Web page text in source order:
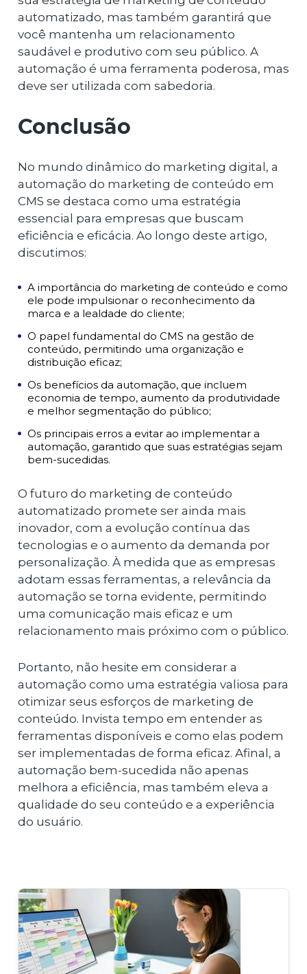
automatizado, mas também garantirá que
você mantenha um relacionamento
saudável e produtivo com seu público. A
automação é uma ferramenta poderosa, mas
deve ser utilizada com sabedoria.
Conclusão
No mundo dinâmico do marketing digital, a
automação do marketing de conteúdo em
CMS se destaca como uma estratégia
essencial para empresas que buscam
eficiência e eficácia. Ao longo deste artigo,
discutimos:
A importância do marketing de conteúdo e como
ele pode impulsionar o reconhecimento da
marca e a lealdade do cliente;
O papel fundamental do CMS na gestão de
conteúdo, permitindo uma organização e
distribuição eficaz;
Os benefícios da automação, que incluem
economia de tempo, aumento da produtividade
e melhor segmentação do público;
Os principais erros a evitar ao implementar a
automação, garantido que suas estratégias sejam
bem-sucedidas.
O futuro do marketing de conteúdo
automatizado promete ser ainda mais
inovador, com a evolução contínua das
tecnologias e o aumento da demanda por
personalização. À medida que as empresas
adotam essas ferramentas, a relevância da
automação se torna evidente, permitindo
uma comunicação mais eficaz e um
relacionamento mais próximo com o público.
Portanto, não hesite em considerar a
automação como uma estratégia valiosa para
otimizar seus esforços de marketing de
conteúdo. Invista tempo em entender as
ferramentas disponíveis e como elas podem
ser implementadas de forma eficaz. Afinal, a
automação bem-sucedida não apenas
melhora a eficiência, mas também eleva a
qualidade do seu conteúdo e a experiência
do usuário.